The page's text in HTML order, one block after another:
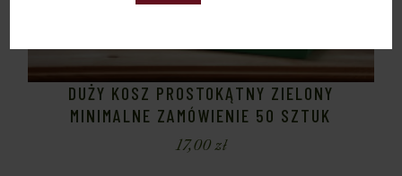
DUŻY KOSZ PROSTOKĄTNY ZIELONY
MINIMALNE ZAMÓWIENIE 50 SZTUK
17,00zł